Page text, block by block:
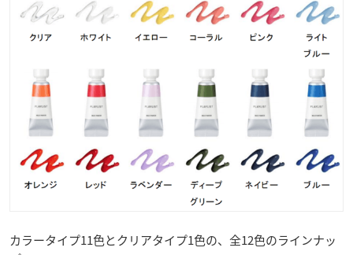
カラータイプ11色とクリアタイプ1色の、全12色のラインナッ